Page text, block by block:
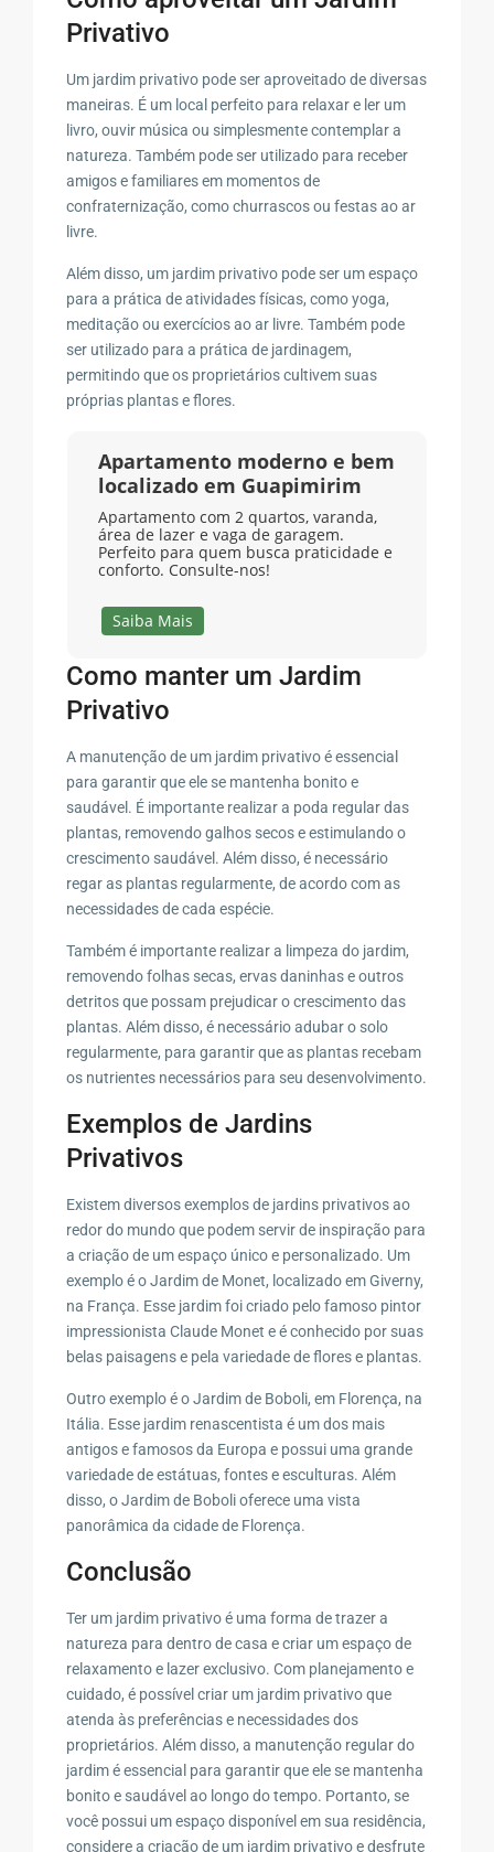
Privativo
Um jardim privativo pode ser aproveitado de diversas
maneiras. É um local perfeito para relaxar e ler um
livro, ouvir música ou simplesmente contemplar a
natureza. Também pode ser utilizado para receber
amigos e familiares em momentos de
confraternização, como churrascos ou festas ao ar
livre.
Além disso, um jardim privativo pode ser um espaço
para a prática de atividades físicas, como yoga,
meditação ou exercícios ao ar livre. Também pode
ser utilizado para a prática de jardinagem,
permitindo que os proprietários cultivem suas
próprias plantas e flores.
Apartamento moderno e bem
localizado em Guapimirim
Apartamento com 2 quartos, varanda,
área de lazer e vaga de garagem.
Perfeito para quem busca praticidade e
conforto. Consulte-nos!
Saiba Mais
Como manter um Jardim
Privativo
A manutenção de um jardim privativo é essencial
para garantir que ele se mantenha bonito e
saudável. É importante realizar a poda regular das
plantas, removendo galhos secos e estimulando o
crescimento saudável. Além disso, é necessário
regar as plantas regularmente, de acordo com as
necessidades de cada espécie.
Também é importante realizar a limpeza do jardim,
removendo folhas secas, ervas daninhas e outros
detritos que possam prejudicar o crescimento das
plantas. Além disso, é necessário adubar o solo
regularmente, para garantir que as plantas recebam
os nutrientes necessários para seu desenvolvimento.
Exemplos de Jardins
Privativos
Existem diversos exemplos de jardins privativos ao
redor do mundo que podem servir de inspiração para
a criação de um espaço único e personalizado. Um
exemplo é o Jardim de Monet, localizado em Giverny,
na França. Esse jardim foi criado pelo famoso pintor
impressionista Claude Monet e é conhecido por suas
belas paisagens e pela variedade de flores e plantas.
Outro exemplo é o Jardim de Boboli, em Florença, na
Itália. Esse jardim renascentista é um dos mais
antigos e famosos da Europa e possui uma grande
variedade de estátuas, fontes e esculturas. Além
disso, o Jardim de Boboli oferece uma vista
panorâmica da cidade de Florença.
Conclusão
Ter um jardim privativo é uma forma de trazer a
natureza para dentro de casa e criar um espaço de
relaxamento e lazer exclusivo. Com planejamento e
cuidado, é possível criar um jardim privativo que
atenda às preferências e necessidades dos
proprietários. Além disso, a manutenção regular do
jardim é essencial para garantir que ele se mantenha
bonito e saudável ao longo do tempo. Portanto, se
você possui um espaço disponível em sua residência,
considere a criação de um jardim privativo e desfrute